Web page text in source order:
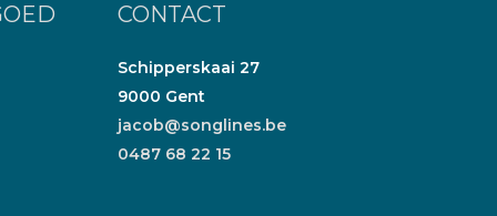
CONTACT
Schipperskaai 27
9000 Gent
jacob@songlines.be
0487 68 22 15